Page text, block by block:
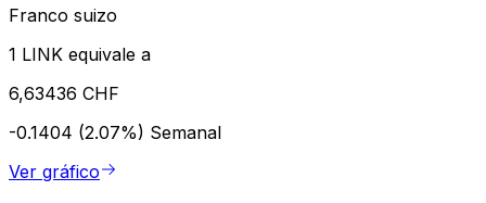
Franco suizo
1 LINK equivale a
6,63436 CHF
-0.1404 (2.07%) Semanal
Ver gráfico